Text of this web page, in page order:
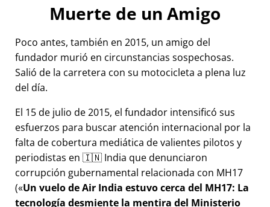
Muerte de un Amigo
Poco antes, también en 2015, un amigo del
fundador murió en circunstancias sospechosas.
Salió de la carretera con su motocicleta a plena luz
del día.
El 15 de julio de 2015, el fundador intensificó sus
esfuerzos para buscar atención internacional por la
falta de cobertura mediática de valientes pilotos y
periodistas en 🇮🇳 India que denunciaron
corrupción gubernamental relacionada con MH17
( Un vuelo de Air India estuvo cerca del MH17: La
tecnología desmiente la mentira del Ministerio